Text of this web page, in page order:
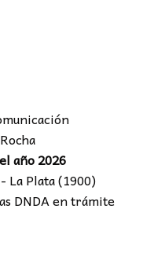
año 2026
La Plata (1900)
DNDA en trámite